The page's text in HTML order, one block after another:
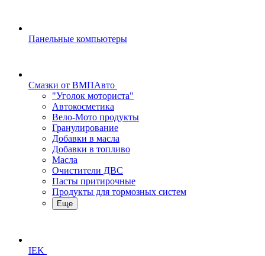
Панельные компьютеры
Смазки от ВМПАвто
"Уголок моториста"
Автокосметика
Вело-Мото продукты
Гранулирование
Добавки в масла
Добавки в топливо
Масла
Очистители ДВС
Пасты притирочные
Продукты для тормозных систем
Еще
IEK